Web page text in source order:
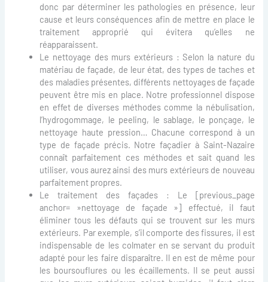
donc par déterminer les pathologies en présence, leur
cause et leurs conséquences afin de mettre en place le
traitement approprié qui évitera qu’elles ne
réapparaissent.
Le nettoyage des murs extérieurs : Selon la nature du
matériau de façade, de leur état, des types de taches et
des maladies présentes, différents nettoyages de façade
peuvent être mis en place. Notre professionnel dispose
en effet de diverses méthodes comme la nébulisation,
l’hydrogommage, le peeling, le sablage, le ponçage, le
nettoyage haute pression… Chacune correspond à un
type de façade précis. Notre façadier à Saint-Nazaire
connaît parfaitement ces méthodes et sait quand les
utiliser, vous aurez ainsi des murs extérieurs de nouveau
parfaitement propres.
Le traitement des façades : Le [previous_page
anchor= »nettoyage de façade »] effectué, il faut
éliminer tous les défauts qui se trouvent sur les murs
extérieurs. Par exemple, s’il comporte des fissures, il est
indispensable de les colmater en se servant du produit
adapté pour les faire disparaître. Il en est de même pour
les boursouflures ou les écaillements. Il se peut aussi